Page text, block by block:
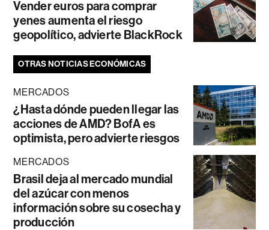
Vender euros para comprar
yenes aumenta el riesgo
geopolítico, advierte BlackRock
OTRAS NOTICIAS ECONÓMICAS
MERCADOS
¿Hasta dónde pueden llegar las
acciones de AMD? BofA es
optimista, pero advierte riesgos
MERCADOS
Brasil deja al mercado mundial
del azúcar con menos
información sobre su cosecha y
producción